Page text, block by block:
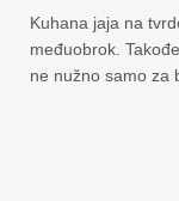
Kuhana jaja na
međuobrok.
ne nužno samo za